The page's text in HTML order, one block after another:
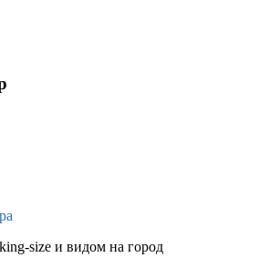
size и видом на город